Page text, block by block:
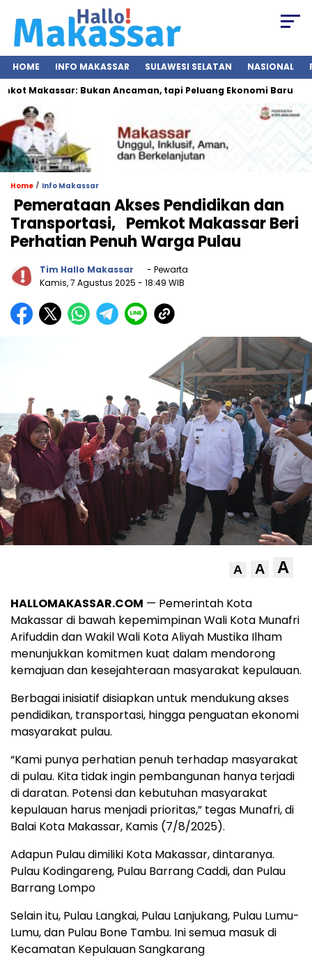
HOME INFO MAKASSAR SULAWESI SELATAN NASIONAL
Makassar: Bukan Ancaman, tapi Peluang Ekonomi Baru
Home / Info Makassar
Pemerataan Akses Pendidikan dan
Transportasi, Pemkot Makassar Beri
Perhatian Penuh Warga Pulau
Tim Hallo Makassar
- Pewarta
Kamis, 7 Agustus 2025 - 18:49 WIB
A A A
HALLOMAKASSAR.COM — Pemerintah Kota
Makassar di bawah kepemimpinan Wali Kota Munafri
Arifuddin dan Wakil Wali Kota Aliyah Mustika Ilham
menunjukkan komitmen kuat dalam mendorong
kemajuan dan kesejahteraan masyarakat kepulauan.
Berbagai inisiatif disiapkan untuk mendukung akses
pendidikan, transportasi, hingga penguatan ekonomi
masyarakat pulau.
“Kami punya perhatian penuh terhadap masyarakat
di pulau. Kita tidak ingin pembangunan hanya terjadi
di daratan. Potensi dan kebutuhan masyarakat
kepulauan harus menjadi prioritas,” tegas Munafri, di
Balai Kota Makassar, Kamis (7/8/2025).
Adapun Pulau dimiliki Kota Makassar, dintaranya.
Pulau Kodingareng, Pulau Barrang Caddi, dan Pulau
Barrang Lompo
Selain itu, Pulau Langkai, Pulau Lanjukang, Pulau Lumu-
Lumu, dan Pulau Bone Tambu. Ini semua masuk di
Kecamatan Kepulauan Sangkarang